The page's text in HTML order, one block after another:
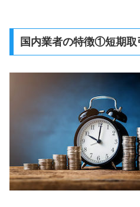
国内業者の特徴①短期取